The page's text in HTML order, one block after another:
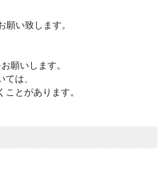
願い致します。
願いします。
は、
とがあります。